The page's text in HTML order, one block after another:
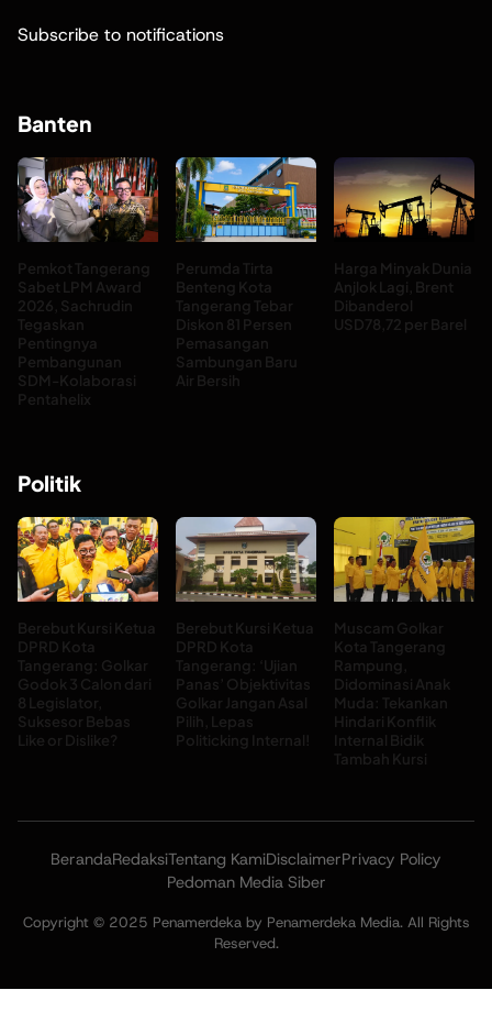
Subscribe to notifications
Banten
Pemkot Tangerang
Sabet LPM Award
2026, Sachrudin
Tegaskan
Pentingnya
Pembangunan
SDM-Kolaborasi
Pentahelix
Perumda Tirta
Benteng Kota
Tangerang Tebar
Diskon 81 Persen
Pemasangan
Sambungan Baru
Air Bersih
Harga Minyak Dunia
Anjlok Lagi, Brent
Dibanderol
USD78,72 per Barel
Politik
Berebut Kursi Ketua
DPRD Kota
Tangerang: Golkar
Godok 3 Calon dari
8 Legislator,
Suksesor Bebas
Like or Dislike?
Berebut Kursi Ketua
DPRD Kota
Tangerang: ‘Ujian
Panas’ Objektivitas
Golkar Jangan Asal
Pilih, Lepas
Politicking Internal!
Muscam Golkar
Kota Tangerang
Rampung,
Didominasi Anak
Muda: Tekankan
Hindari Konflik
Internal Bidik
Tambah Kursi
BerandaRedaksiTentang KamiDisclaimerPrivacy Policy
Pedoman Media Siber
Copyright © 2025 Penamerdeka by Penamerdeka Media. All Rights
Reserved.